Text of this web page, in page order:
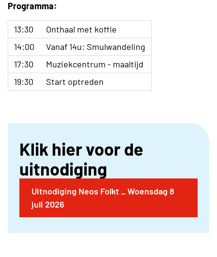
Programma:
13:30
Onthaal met koffie
14:00
Vanaf 14u: Smulwandeling
17:30
Muziekcentrum - maaltijd
19:30
Start optreden
Klik hier voor de
uitnodiging
Uitnodiging Neos Folkt _ Woensdag 8
juli 2026